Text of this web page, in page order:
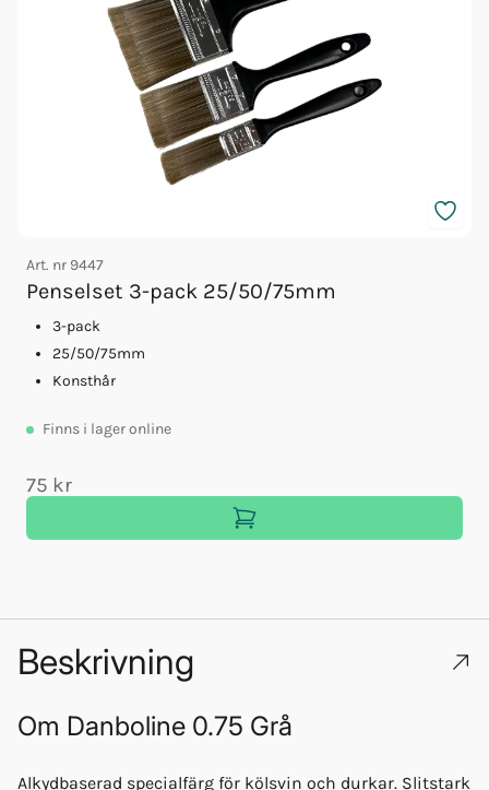
Art. nr 9447
Penselset 3-pack 25/50/75mm
3-pack
25/50/75mm
Konsthår
Finns i lager online
75 kr
Beskrivning
Om Danboline 0.75 Grå
Alkydbaserad specialfärg för kölsvin och durkar. Slitstark